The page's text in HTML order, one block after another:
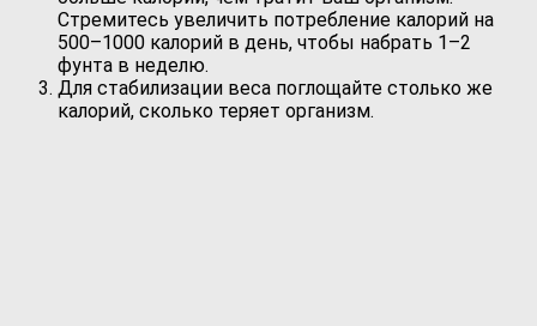
Стремитесь увеличить потребление калорий на
500–1000 калорий в день, чтобы набрать 1–2
фунта в неделю.
Для стабилизации веса поглощайте столько же
калорий, сколько теряет организм.